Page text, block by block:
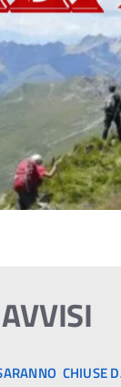
AVVISI
CHIUSE